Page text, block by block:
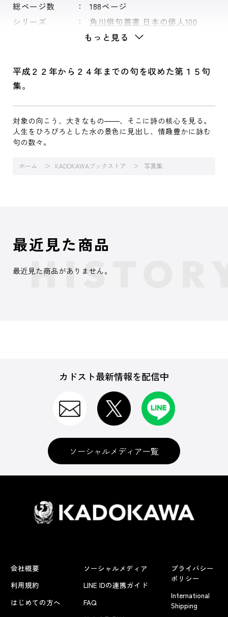
総ページ数
188ページ
シリーズ
角川俳句叢書 日本の俳人100
もっと見る
平成２２年から２４年までの句を収めた第１５句
集。
対象の向こう、大きなもの――、そこに詩の核心を見る。
人生をひろびろとした水の景色に見出し、情趣豊かに詠む
句の数々。
ホーム KADOKAWAブックストア 写真集
最近見た商品
最近見た商品がありません。
カドスト最新情報を配信中
ソーシャルメディア一覧
会社概要
利用規約
はじめての方へ
ソーシャルメディア
LINE IDの連携ガイド
FAQ
プライバシー
ポリシー
International
Shipping